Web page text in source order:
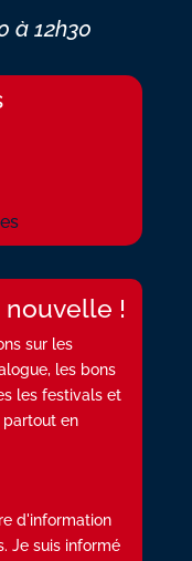
à 12h30
nouvelle !
sur les
les bons
les festivals et
partout en
d'information
Je suis informé